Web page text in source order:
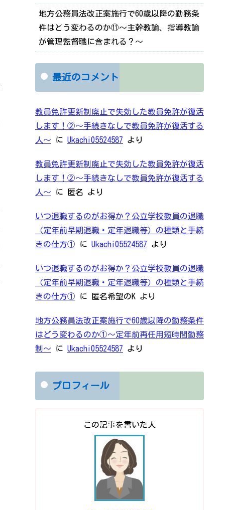
地方公務員法改正案施行で60歳以降の勤務条
件はどう変わるのか⑪～主幹教諭、指導教諭
が管理監督職に含まれる？～
最近のコメント
教員免許更新制廃止で失効した教員免許が復活
します！②～手続きなしで教員免許が復活する
人～ に Ukachi05524587 より
教員免許更新制廃止で失効した教員免許が復活
します！②～手続きなしで教員免許が復活する
人～ に 匿名 より
いつ退職するのがお得か？公立学校教員の退職
（定年前早期退職・定年退職等）の種類と手続
きの仕方① に Ukachi05524587 より
いつ退職するのがお得か？公立学校教員の退職
（定年前早期退職・定年退職等）の種類と手続
きの仕方① に 匿名希望のK より
地方公務員法改正案施行で60歳以降の勤務条件
はどう変わるのか①～定年前再任用短時間勤務
制～ に Ukachi05524587 より
プロフィール
この記事を書いた人